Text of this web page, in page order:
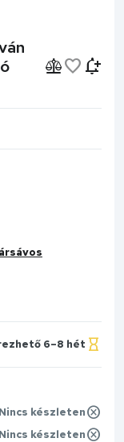
6–8 hét
Nincs készleten
Nincs készleten